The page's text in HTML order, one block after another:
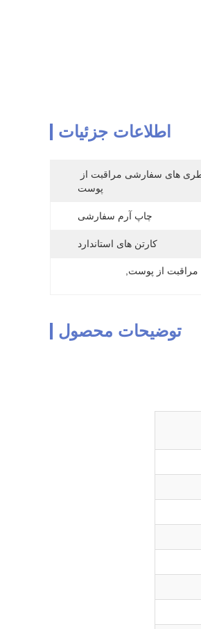
اطلاعات جزئیات
پوست
چاپ آرم سفارشی
کارتن های استاندارد
توضیحات محصول